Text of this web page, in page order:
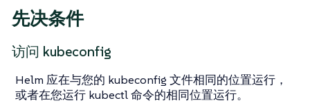
先决条件
访问 kubeconfig
Helm 应在与您的 kubeconfig 文件相同的位置运行，
或者在您运行 kubectl 命令的相同位置运行。